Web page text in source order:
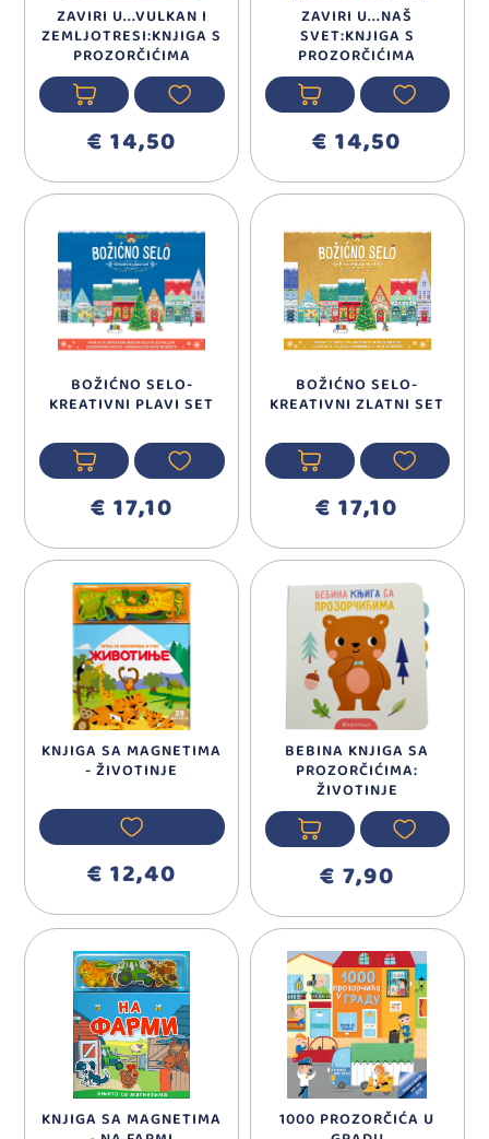
ZAVIRI U...VULKAN I
ZEMLJOTRESI:KNJIGA S
PROZORČIĆIMA
€ 14,50
ZAVIRI U...NAŠ
SVET:KNJIGA S
PROZORČIĆIMA
€ 14,50
BOŽIĆNO SELO-
KREATIVNI PLAVI SET
€ 17,10
BOŽIĆNO SELO-
KREATIVNI ZLATNI SET
€ 17,10
KNJIGA SA MAGNETIMA
- ŽIVOTINJE
€ 12,40
BEBINA KNJIGA SA
PROZORČIĆIMA:
ŽIVOTINJE
€ 7,90
KNJIGA SA MAGNETIMA
1000 PROZORČIĆA U